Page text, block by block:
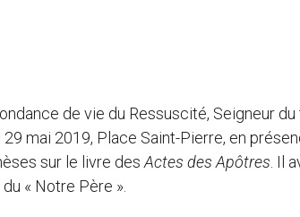
de vie du Ressuscité, Seigneur
mai 2019, Place Saint-Pierre, en
sur le livre des Actes des Apôtres . Il
« Notre Père ».